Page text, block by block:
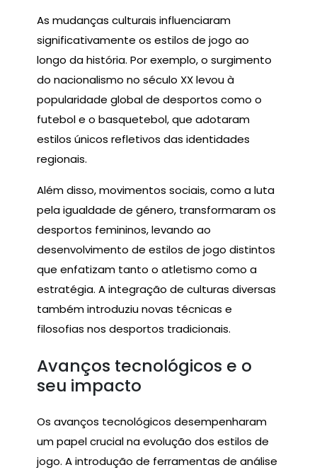
As mudanças culturais influenciaram
significativamente os estilos de jogo ao
longo da história. Por exemplo, o surgimento
do nacionalismo no século XX levou à
popularidade global de desportos como o
futebol e o basquetebol, que adotaram
estilos únicos refletivos das identidades
regionais.
Além disso, movimentos sociais, como a luta
pela igualdade de género, transformaram os
desportos femininos, levando ao
desenvolvimento de estilos de jogo distintos
que enfatizam tanto o atletismo como a
estratégia. A integração de culturas diversas
também introduziu novas técnicas e
filosofias nos desportos tradicionais.
Avanços tecnológicos e o
seu impacto
Os avanços tecnológicos desempenharam
um papel crucial na evolução dos estilos de
jogo. A introdução de ferramentas de análise